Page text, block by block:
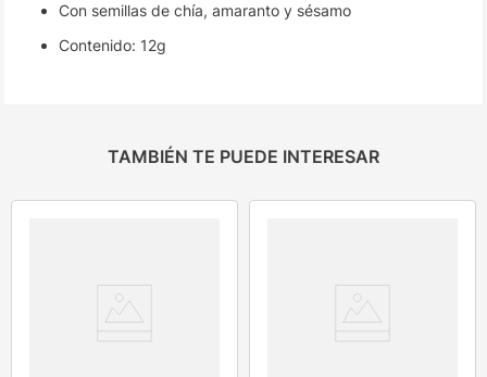
Con semillas de chía, amaranto y sésamo
Contenido: 12g
TAMBIÉN TE PUEDE INTERESAR